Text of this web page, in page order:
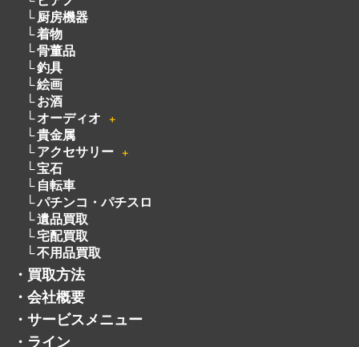
ピアノ
厨房機器
着物
骨董品
釣具
絵画
お酒
オーディオ
＋
貴金属
アクセサリー
＋
宝石
自転車
パチンコ・パチスロ
遺品買取
宅配買取
不用品買取
・ 買取方法
・ 会社概要
・ サービスメニュー